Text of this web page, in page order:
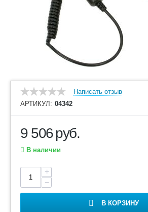
Написать отзыв
АРТИКУЛ: 04342
9 506руб.
В наличии
+
−
В КОРЗИНУ